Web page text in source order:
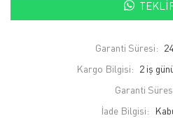
Garanti Süresi:
Kargo Bilgisi: 2 iş
Garanti
İade Bilgisi: